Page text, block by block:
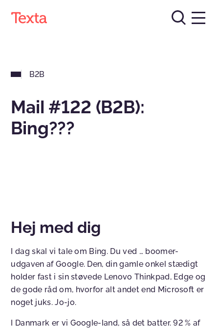
B2B
Mail #122 (B2B):
Bing???
Hej med dig
I dag skal vi tale om Bing. Du ved … boomer-
udgaven af Google. Den, din gamle onkel stædigt
holder fast i sin støvede Lenovo Thinkpad, Edge og
de gode råd om, hvorfor alt andet end Microsoft er
noget juks. Jo-jo.
I Danmark er vi Google-land, så det batter. 92 % af